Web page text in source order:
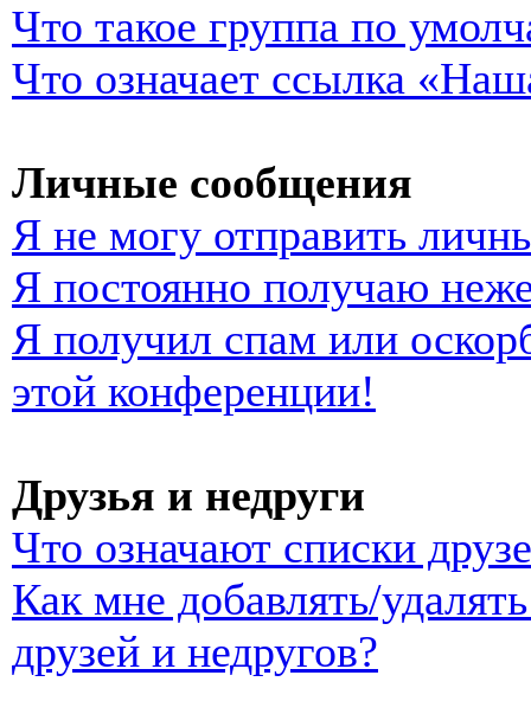
Что такое группа по
Что означает ссылка
Личные сообщения
Я не могу отправить
Я постоянно получаю
Я получил спам или
этой конференции!
Друзья и недруги
Что означают списки
Как мне добавлять/
друзей и недругов?